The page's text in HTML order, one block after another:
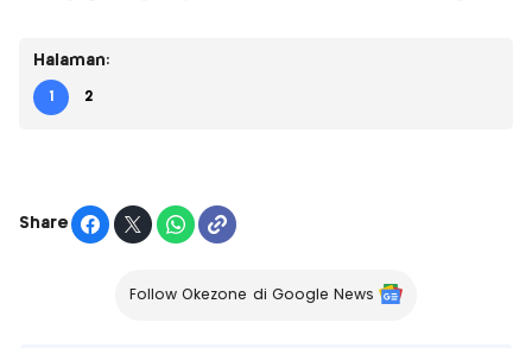
Halaman:
1 2
Share
Follow Okezone di Google News